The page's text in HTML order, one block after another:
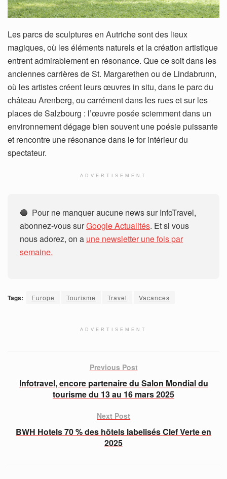
Les parcs de sculptures en Autriche sont des lieux
magiques, où les éléments naturels et la création artistique
entrent admirablement en résonance. Que ce soit dans les
anciennes carrières de St. Margarethen ou de Lindabrunn,
où les artistes créent leurs œuvres in situ, dans le parc du
château Arenberg, ou carrément dans les rues et sur les
places de Salzbourg : l’œuvre posée sciemment dans un
environnement dégage bien souvent une poésie puissante
et rencontre une résonance dans le for intérieur du
spectateur.
ADVERTISEMENT
🔵 Pour ne manquer aucune news sur InfoTravel,
abonnez-vous surGoogle Actualités. Et si vous
nous adorez, on a une newsletter une fois par
semaine.
Tags: Europe Tourisme Travel Vacances
ADVERTISEMENT
Previous Post
Infotravel, encore partenaire du Salon Mondial du
tourisme du 13 au 16 mars 2025
Next Post
BWH Hotels 70 % des hôtels labelisés Clef Verte en
2025